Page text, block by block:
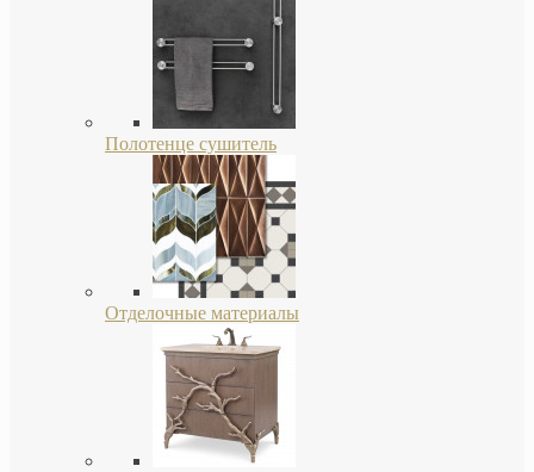
Полотенце сушитель
Отделочные материалы